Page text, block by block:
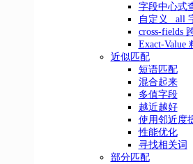
字段中心式
自定义 _all
cross-fields
Exact-Value
近似匹配
短语匹配
混合起来
多值字段
越近越好
使用邻近度
性能优化
寻找相关词
部分匹配